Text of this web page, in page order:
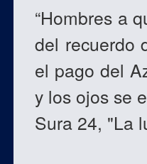
“Hombres a
del recuerdo
el pago del
y los ojos se
Sura 24, "La